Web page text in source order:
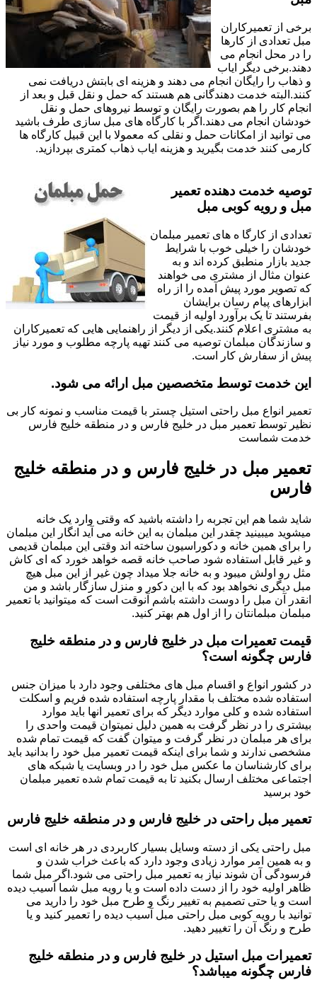
برخی از تعمیرکاران
مبل تعدادی از کارها
را در محل انجام می
دهند.برخی دیگر ایاب
و ذهاب را رایگان انجام می دهند و هزینه ای بابتش دریافت نمی
کنند.البته خدمت دهندگانی هم هستند که حمل و نقل قبل و بعد از
انجام کار را هم بصورت رایگان و توسط نیروهای حمل و نقل
خودشان انجام می دهند.اگر با کارگاه های مبل سازی طرف باشید
می توانید از امکانات حمل و نقلی که معمولا با این قبیل کارگاه ها
کارمی کنند خدمت بگیرید و هزینه ایاب ذهاب کمتری بپردازید.
توصیه خدمت دهنده تعمیر
مبل و رویه کوبی مبل
تعدادی از کارگا ه های تعمیر مبلمان
خودشان را خیلی خوب با شرایط
جدید بازار منطبق کرده اند و به
عنوان مثال از مشتری می خواهند
که تصویر مورد پیش آمده را از راه
ابزارهای پیام رسان برایشان
بفرستند تا یک برآورد اولیه از قیمت
به مشتری اعلام کنند.یکی از دیگر از راهنمایی هایی که تعمیرکاران
و سازندگان مبلمان توصیه می کنند تهیه پارچه مطلوب و مورد نیاز
پیش از سفارش کار است.
این خدمت توسط متخصصین مبل ارائه می شود.
تعمیر انواع مبل راحتی استیل چستر با قیمت مناسب و نمونه کار بی
نظیر توسط تعمیر مبل در خلیج فارس و در منطقه خلیج فارس
خدمت شماست
تعمیر مبل در خلیج فارس و در منطقه خلیج
فارس
شاید شما هم این تجربه را داشته باشید که وقتی وارد یک خانه
میشوید میبینید چقدر این مبلمان به این خانه می آید انگار این مبلمان
را برای همین خانه و دکوراسیون ساخته اند وقتی این مبلمان قدیمی
و غیر قابل استفاده شود صاحب خانه قصه خواهد خورد که ای کاش
مثل رو اولش میبود و به خانه جلا میداد چون غیر از این مبل هیچ
مبل دیگری نخواهد بود که با این دکور و منزل سازگار باشد و من
انقدر آن مبل را دوست داشته باشم آنوقت است که میتوانید با تعمیر
مبلمان مبلمانتان را از اول هم بهتر کنید.
قیمت تعمیرات مبل در خلیج فارس و در منطقه خلیج
فارس چگونه است؟
در کشور انواع و اقسام مبل های مختلفی وجود دارد با میزان جنس
استفاده شده مختلف با مقدار پارچه استفاده شده فریم و اسکلت
استفاده شده و کلی موارد دیگر که برای تعمیر انها باید موارد
بیشتری را در نظر گرفت به همین دلیل نمیتوان قیمت واحدی را
برای هر مبلمان در نظر گرفت و میتوان گفت که قیمت تمام شده
مشخصی ندارند و شما برای اینکه قیمت تعمیر مبل خود را بدانید باید
برای کارشناسان ما عکس مبل خود را در وبسایت یا شبکه های
اجتماعی مختلف ارسال بکنید تا به قیمت تمام شده تعمیر مبلمان
خود برسید
تعمیر مبل راحتی در خلیج فارس و در منطقه خلیج فارس
مبل راحتی یکی از دسته وسایل بسیار کاربردی در هر خانه ای است
و به همین امر موارد زیادی وجود دارد که باعث خراب شدن و
فرسودگی آن شوند نیاز به تعمیر مبل راحتی می شود.اگر مبل شما
ظاهر اولیه خود را از دست داده است و یا رویه مبل شما آسیب دیده
است و یا حتی تصمیم به تغییر رنگ و طرح مبل خود را دارید می
توانید با رویه کوبی مبل راحتی مبل آسیب دیده را تعمیر کنید و یا
طرح و رنگ آن را تغییر دهید.
تعمیرات مبل استیل در خلیج فارس و در منطقه خلیج
فارس چگونه میباشد؟